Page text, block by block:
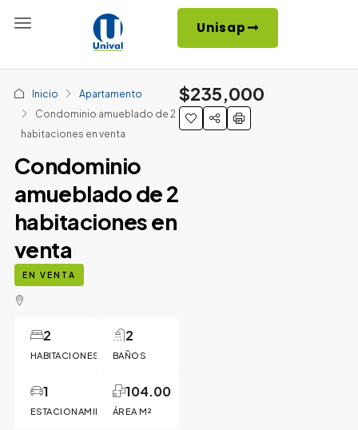
Unisap
Inicio
Apartamento
Condominio amueblado de 2
habitaciones en venta
Condominio
amueblado de 2
habitaciones en
venta
EN VENTA
HABITACIONES
2
BAÑOS
2
ESTACIONAMIENTO
1
ÁREA M²
104.00
$235,000